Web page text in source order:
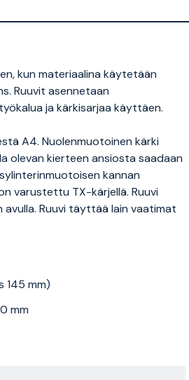
kun materiaalina käytetään
Ruuvit asennetaan
ja kärkisarjaa käyttäen.
A4. Nuolenmuotoinen kärki
olevan kierteen ansiosta saadaan
kannan
varustettu TX-kärjellä. Ruuvi
Ruuvi täyttää lain vaatimat
145 mm)
mm